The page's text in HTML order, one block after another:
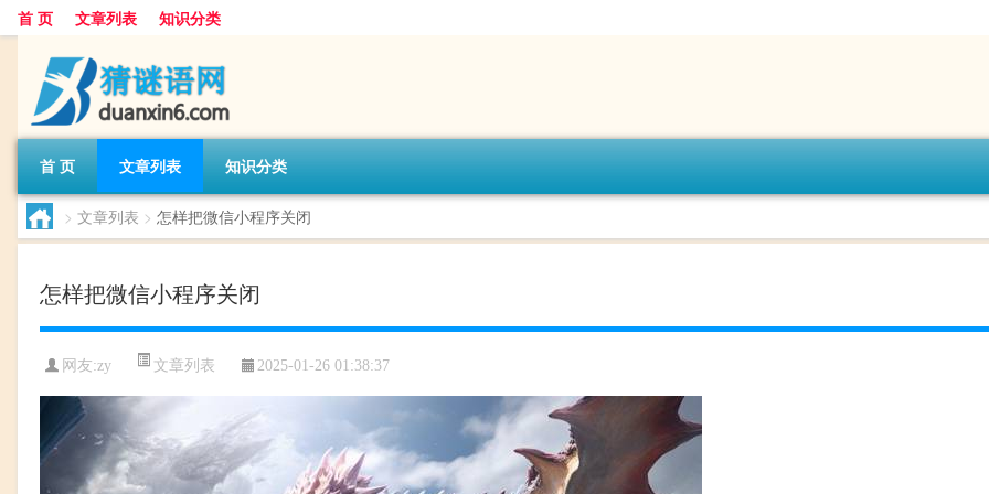
首 页 文章列表 知识分类
首 页 文章列表 知识分类
> 文章列表 > 怎样把微信小程序关闭
怎样把微信小程序关闭
网友:zy 文章列表 2025-01-26 01:38:37